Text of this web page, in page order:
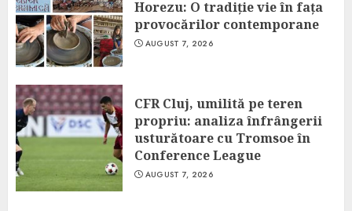
Horezu: O tradiție vie în fața
provocărilor contemporane
AUGUST 7, 2026
CFR Cluj, umilită pe teren
propriu: analiza înfrângerii
usturătoare cu Tromsoe în
Conference League
AUGUST 7, 2026